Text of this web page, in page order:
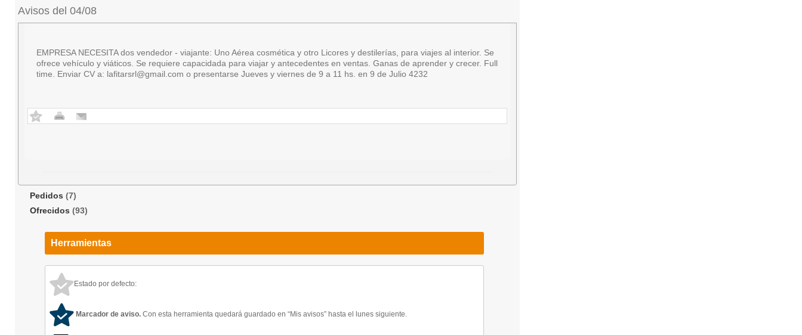
Avisos del 04/08
EMPRESA NECESITA dos vendedor - viajante: Uno Aérea cosmética y otro Licores y destilerías, para viajes al interior. Se
ofrece vehículo y viáticos. Se requiere capacidada para viajar y antecedentes en ventas. Ganas de aprender y crecer. Full
time. Enviar CV a: lafitarsrl@gmail.com o presentarse Jueves y viernes de 9 a 11 hs. en 9 de Julio 4232
Pedidos (7)
Ofrecidos (93)
Herramientas
Estado por defecto:
Marcador de aviso. Con esta herramienta quedará guardado en “Mis avisos” hasta el lunes siguiente.